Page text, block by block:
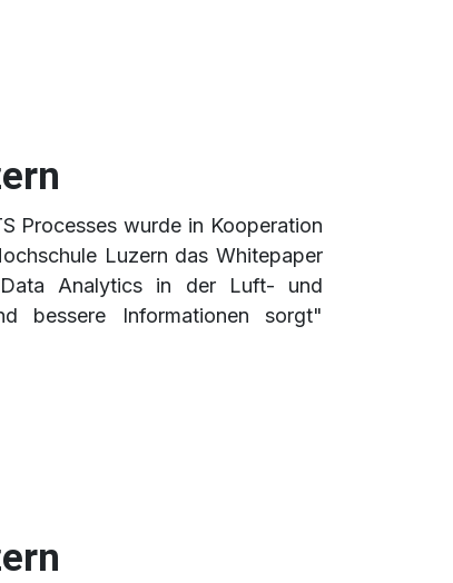
Processes wurde in Kooperation
Luzern das Whitepaper
Analytics in der Luft- und
bessere Informationen sorgt"